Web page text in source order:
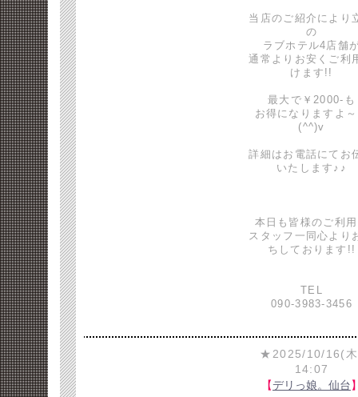
当店のご紹介により
の
ラブホテル4店舗
通常よりお安くご利
けます!!
最大で￥2000-も
お得になりますよ
(^^)v
詳細はお電話にてお
いたします♪♪
本日も皆様のご利
スタッフ一同心より
ちしております!!
TEL
090-3983-3456
★2025/10/16(
14:07
【デリっ娘。仙台